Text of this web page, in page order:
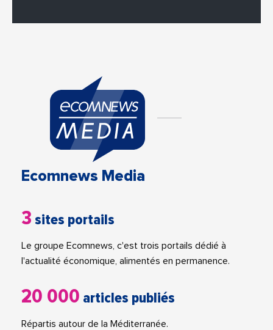
Ecomnews Media
3 sites portails
Le groupe Ecomnews, c'est trois portails dédié à
l'actualité économique, alimentés en permanence.
20 000 articles publiés
Répartis autour de la Méditerranée.